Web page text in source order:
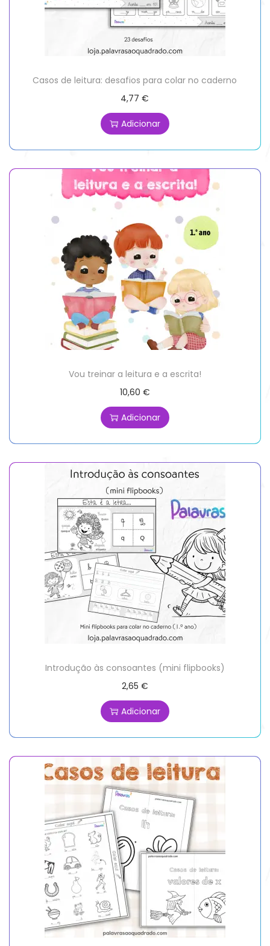
Casos de leitura: desafios para colar no caderno
4,77€
Adicionar
Vou treinar a leitura e a escrita!
10,60 €
Adicionar
Introdução às consoantes (mini flipbooks)
2,65 €
Adicionar